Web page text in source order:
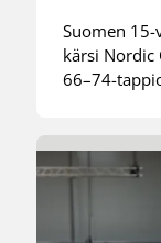
Suomen
kärsi Nordic
66–74-